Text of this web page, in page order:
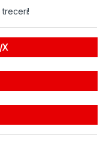
treceri!
X